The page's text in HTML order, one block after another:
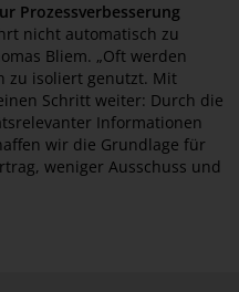
Prozessverbesserung
nicht automatisch zu
Bliem. „Oft werden
zu isoliert genutzt. Mit
Schritt weiter: Durch die
Informationen
wir die Grundlage für
weniger Ausschuss und